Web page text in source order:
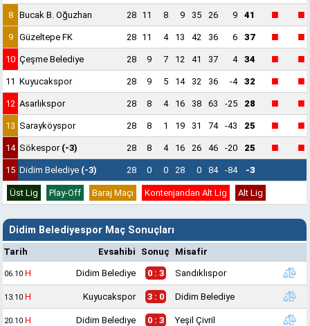
8 Bucak B. Oğuzhan 28 11 8 9 35 26 9 41 ■ ■
9 Güzeltepe FK 28 11 4 13 42 36 6 37 ■ ■
10 Çeşme Belediye 28 9 7 12 41 37 4 34 ■ ■
11 Kuyucakspor 28 9 5 14 32 36 -4 32 ■ ■
12 Asarlıkspor 28 8 4 16 38 63 -25 28 ■ ■
13 Sarayköyspor 28 8 1 19 31 74 -43 25 ■ ■
14 Sökespor (-3) 28 8 4 16 26 46 -20 25 ■ ■
15 Didim Belediye (-3) 28 0 0 28 0 84 -84 -3
Üst Lig Play-Off Baraj Maçı Kontenjandan Alt Lig Alt Lig
Didim Belediyespor Maç Sonuçları
Tarih Evsahibi Sonuç Misafir
06.10 H Didim Belediye 0 : 3 Sandıklıspor
13.10 H Kuyucakspor 3 : 0 Didim Belediye
20.10 H Didim Belediye 0 : 3 Yeşil Çivril